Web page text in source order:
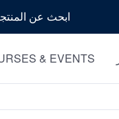
& EVENTS